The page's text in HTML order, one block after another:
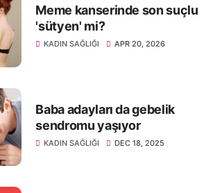
Meme kanserinde son suçlu
'sütyen' mi?
KADIN SAĞLIĞI APR 20, 2026
Baba adayları da gebelik
sendromu yaşıyor
KADIN SAĞLIĞI DEC 18, 2025